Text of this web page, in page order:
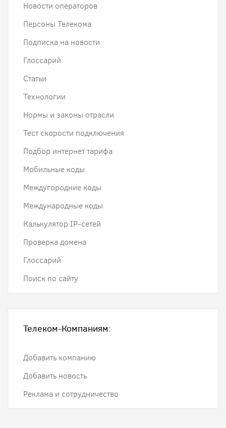
Новости операторов
Персоны Телекома
Подписка на новости
Глоссарий
Статьи
Технологии
Нормы и законы отрасли
Тест скорости подключения
Подбор интернет тарифа
Мобильные коды
Междугородние коды
Международные коды
Калькулятор IP-сетей
Проверка домена
Глоссарий
Поиск по сайту
Телеком-Компаниям:
Добавить компанию
Добавить новость
Реклама и сотрудничество